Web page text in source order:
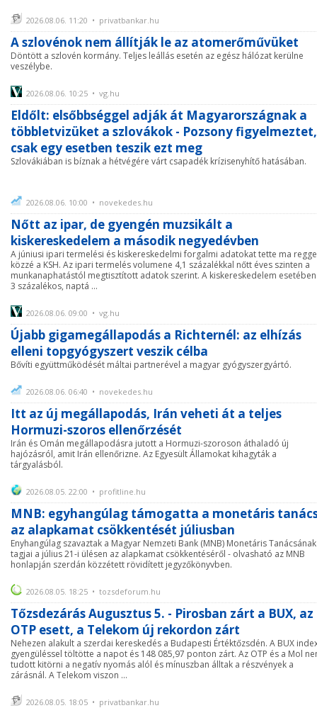
2026.08.06. 11:20 • privatbankar.hu
A szlovénok nem állítják le az atomerőművüket
Döntött a szlovén kormány. Teljes leállás esetén az egész hálózat kerülne
veszélybe.
2026.08.06. 10:25 • vg.hu
Eldőlt: elsőbbséggel adják át Magyarországnak a
többletvizüket a szlovákok - Pozsony figyelmeztet,
csak egy esetben teszik ezt meg
Szlovákiában is bíznak a hétvégére várt csapadék krízisenyhítő hatásában.
2026.08.06. 10:00 • novekedes.hu
Nőtt az ipar, de gyengén muzsikált a
kiskereskedelem a második negyedévben
A júniusi ipari termelési és kiskereskedelmi forgalmi adatokat tette ma
közzé a KSH. Az ipari termelés volumene 4,1 százalékkal nőtt éves szinten a
munkanaphatástól megtisztított adatok szerint. A kiskereskedelem
3 százalékos, naptá ...
2026.08.06. 09:00 • vg.hu
Újabb gigamegállapodás a Richternél: az elhízás
elleni topgyógyszert veszik célba
Bővíti együttműködését máltai partnerével a magyar gyógyszergyártó.
2026.08.06. 06:40 • novekedes.hu
Itt az új megállapodás, Irán veheti át a teljes
Hormuzi-szoros ellenőrzését
Irán és Omán megállapodásra jutott a Hormuzi-szoroson áthaladó új
hajózásról, amit Irán ellenőrizne. Az Egyesült Államokat kihagyták a
tárgyalásból.
2026.08.05. 22:00 • profitline.hu
MNB: egyhangúlag támogatta a monetáris
az alapkamat csökkentését júliusban
Enyhangúlag szavaztak a Magyar Nemzeti Bank (MNB) Monetáris Tanácsának
tagjai a július 21-i ülésen az alapkamat csökkentéséről - olvasható az MNB
honlapján szerdán közzétett rövidített jegyzőkönyvben.
2026.08.05. 18:25 • tozsdeforum.hu
Tőzsdezárás Augusztus 5. - Pirosban zárt a BUX, az
OTP esett, a Telekom új rekordon zárt
Nehezen alakult a szerdai kereskedés a Budapesti Értéktőzsdén. A BUX
gyengüléssel töltötte a napot és 148 085,97 ponton zárt. Az OTP és a Mol
tudott kitörni a negatív nyomás alól és mínuszban álltak a részvények a
zárásnál. A Telekom viszon ...
2026.08.05. 18:05 • privatbankar.hu